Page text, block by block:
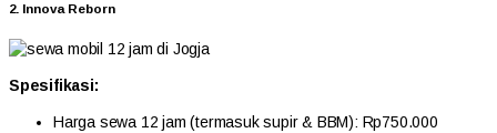
2. Innova Reborn
Spesifikasi:
Harga sewa 12 jam (termasuk supir & BBM): Rp750.000